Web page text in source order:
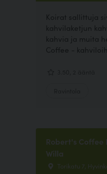
Koirat sallittuja
kahvilaketjun
kahvia ja muita
Coffee -
Robert's Coffee
Willa
Torikatu 7,